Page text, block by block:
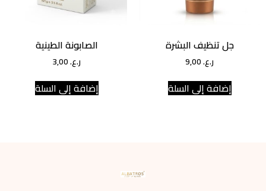
جل تنظيف البشرة
ر.ع.
إضافة إلى السلة
الصابونة الطينية
ر.ع.
إضافة إلى السلة